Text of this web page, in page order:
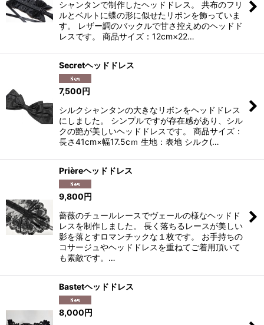
シャンタンで制作したヘッドドレス。 共布のフリ
ルとベルトに蝶の形に似せたリボンを飾っていま
す。 レザー調のバックルで甘さ控えめのヘッドド
レスです。 商品サイズ：12cm×22…
Secretヘッドドレス
7,500円
シルクシャンタンの大きなリボンをヘッドドレス
にしました。 シンプルですが存在感があり、シル
クの艶が美しいヘッドドレスです。 商品サイズ：
長さ41cm×幅17.5cｍ 生地：表地 シルク(…
Prièreヘッドドレス
9,800円
薔薇のチュールレースでヴェールの様なヘッドド
レスを制作しました。 長く落ちるレースが美しい
影を落とすロマンチックな１枚です。 お手持ちの
コサージュやヘッドドレスを重ねてご着用頂いて
も素敵です。…
Bastetヘッドドレス
8,000円